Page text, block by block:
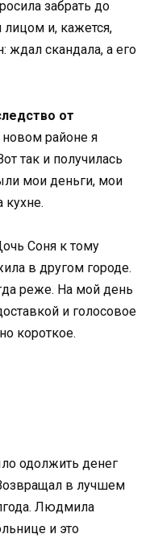
забрать до
и, кажется,
ждал скандала, а его
от
районе я
так и получилась
мои деньги, мои
кухне.
Соня к тому
в другом городе.
реже. На мой день
и голосовое
короткое.
одолжить денег
в лучшем
Людмила
и это